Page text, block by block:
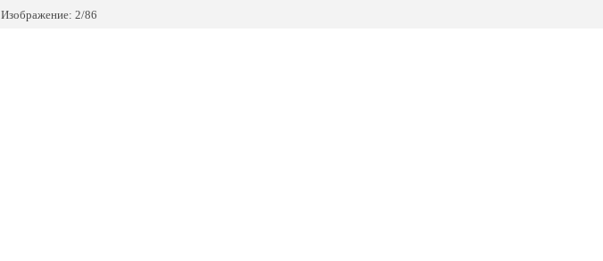
Изображение: 2/86